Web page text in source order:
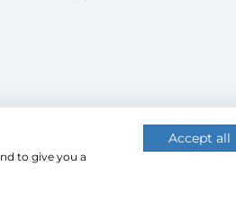
felhasználói élmény érdekében.
to give you a
Accept all